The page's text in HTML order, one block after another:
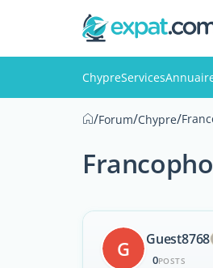
ChypreServices
/Forum/Chypre/
G Guest8768
0POSTS